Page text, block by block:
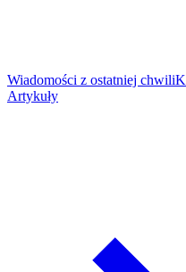
Wiadomości z ostatniej chwili
Artykuły